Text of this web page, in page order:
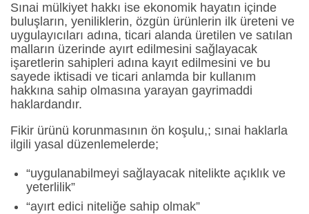
Sınai mülkiyet hakkı ise ekonomik hayatın içinde
buluşların, yeniliklerin, özgün ürünlerin ilk üreteni ve
uygulayıcıları adına, ticari alanda üretilen ve satılan
malların üzerinde ayırt edilmesini sağlayacak
işaretlerin sahipleri adına kayıt edilmesini ve bu
sayede iktisadi ve ticari anlamda bir kullanım
hakkına sahip olmasına yarayan gayrimaddi
haklardandır.
Fikir ürünü korunmasının ön koşulu,; sınai haklarla
ilgili yasal düzenlemelerde;
“uygulanabilmeyi sağlayacak nitelikte açıklık ve
yeterlilik”
“ayırt edici niteliğe sahip olmak”